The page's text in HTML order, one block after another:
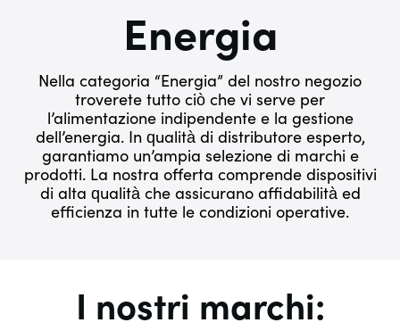
Energia
Nella categoria “Energia” del nostro negozio
troverete tutto ciò che vi serve per
l’alimentazione indipendente e la gestione
dell’energia. In qualità di distributore esperto,
garantiamo un’ampia selezione di marchi e
prodotti. La nostra offerta comprende dispositivi
di alta qualità che assicurano affidabilità ed
efficienza in tutte le condizioni operative.
I nostri marchi: